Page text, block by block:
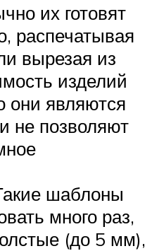
их готовят
распечатывая
вырезая из
изделий
они являются
не позволяют
шаблоны
много раз,
(до 5 мм),